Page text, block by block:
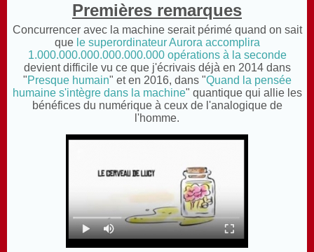
Premières remarques
Concurrencer avec la machine serait périmé quand on sait
que le superordinateur Aurora accomplira
1.000.000.000.000.000.000 opérations à la seconde
devient difficile vu ce que j'écrivais déjà en 2014 dans
"Presque humain" et en 2016, dans "Quand la pensée
humaine s'intègre dans la machine" quantique qui allie les
bénéfices du numérique à ceux de l'analogique de
l'homme.